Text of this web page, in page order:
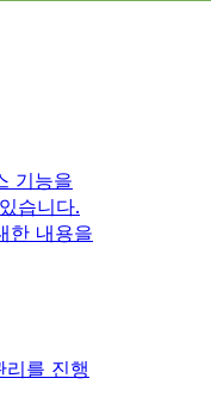
기능을
습니다.
한 내용을
를 진행